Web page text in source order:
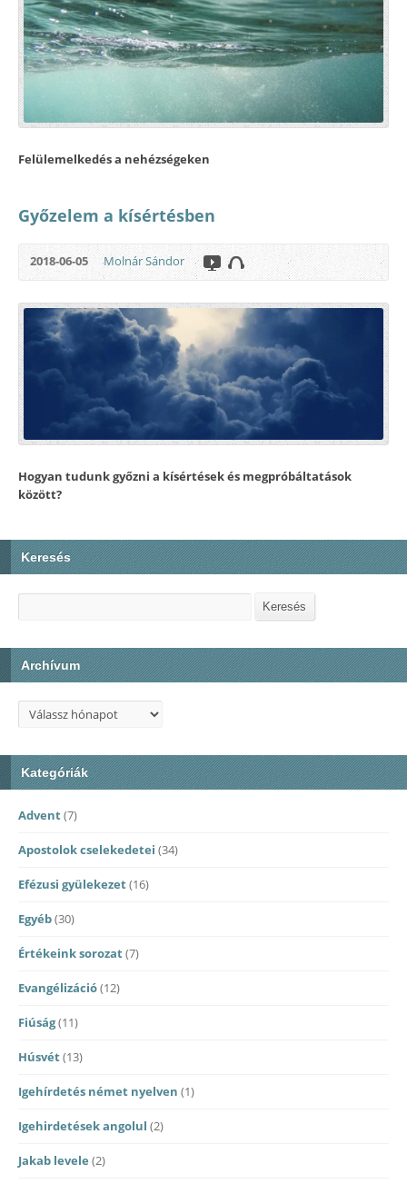
Felülemelkedés a nehézségeken
Győzelem a kísértésben
2018-06-05 Molnár Sándor
Hogyan tudunk győzni a kísértések és megpróbáltatások
között?
Keresés
Keresés
Archívum
Kategóriák
Advent(7)
Apostolok cselekedetei (34)
Efézusi gyülekezet(16)
Egyéb(30)
Értékeink sorozat(7)
Evangélizáció(12)
Fiúság(11)
Húsvét(13)
Igehírdetés német nyelven (1)
Igehirdetések angolul (2)
Jakab levele (2)